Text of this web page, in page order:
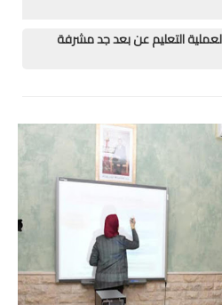
خدمات CNOPS
خدمات MGEN
المستوى الأول
لعملية التعليم عن بعد جد مشرفة